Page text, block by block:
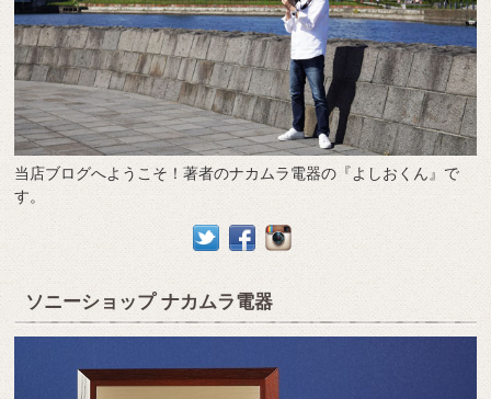
当店ブログへようこそ！著者のナカムラ電器の『よしおくん』で
す。
ソニーショップ ナカムラ電器